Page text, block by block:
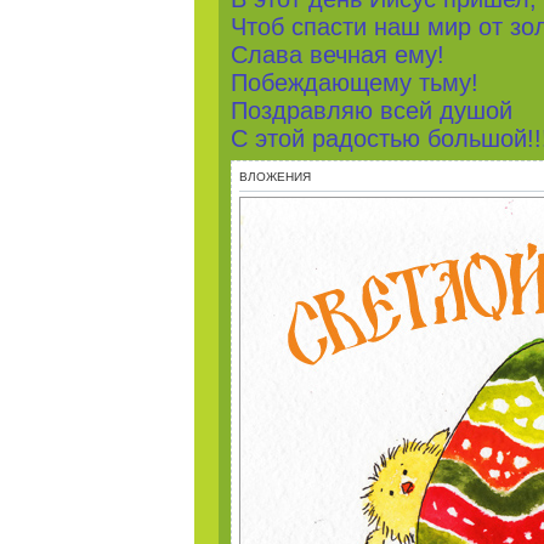
Чтоб спасти наш мир от
Слава вечная ему!
Побеждающему тьму!
Поздравляю всей душой
С этой радостью
ВЛОЖЕНИЯ